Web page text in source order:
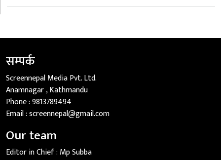
सम्पर्क
Screennepal Media Pvt. Ltd.
Anamnagar , Kathmandu
Phone :9813789494
Email :screennepal@gmail.com
Our team
Editor in Chief : Mp Subba